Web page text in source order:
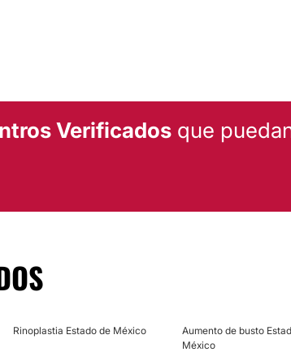
área de la cirugía
ya que su
las necesidades
de México.
Verificadosque
Rinoplastia Estado de México
Aumento de busto
México